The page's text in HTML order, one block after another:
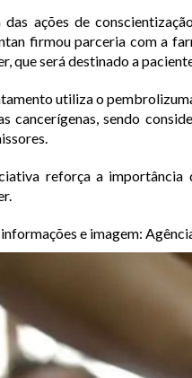
das ações de
firmou parceria com a
que será destinado a
utiliza o
cancerígenas, sendo
reforça a importância
e imagem: